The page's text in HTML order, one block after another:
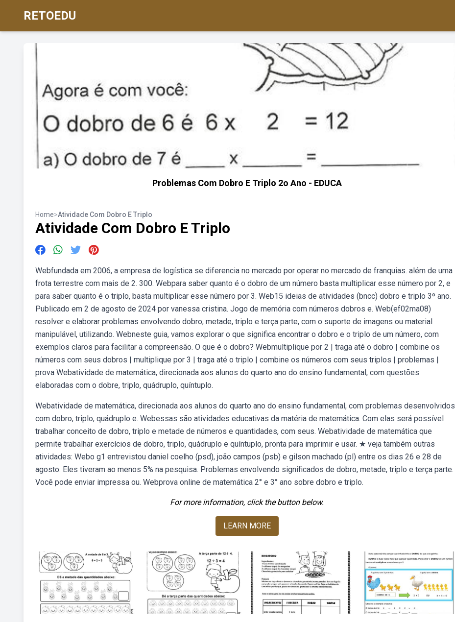
RETOEDU
Problemas Com Dobro E Triplo 2o Ano - EDUCA
Home>Atividade Com Dobro E Triplo
Atividade Com Dobro E Triplo
Webfundada em 2006, a empresa de logística se diferencia no mercado por operar no mercado de franquias. além de uma
frota terrestre com mais de 2. 300. Webpara saber quanto é o dobro de um número basta multiplicar esse número por 2, e
para saber quanto é o triplo, basta multiplicar esse número por 3. Web15 ideias de atividades (bncc) dobro e triplo 3º ano.
Publicado em 2 de agosto de 2024 por vanessa cristina. Jogo de memória com números dobros e. Web(ef02ma08)
resolver e elaborar problemas envolvendo dobro, metade, triplo e terça parte, com o suporte de imagens ou material
manipulável, utilizando. Webneste guia, vamos explorar o que significa encontrar o dobro e o triplo de um número, com
exemplos claros para facilitar a compreensão. O que é o dobro? Webmultiplique por 2 | traga até o dobro | combine os
números com seus dobros | multiplique por 3 | traga até o triplo | combine os números com seus triplos | problemas |
prova Webatividade de matemática, direcionada aos alunos do quarto ano do ensino fundamental, com questões
elaboradas com o dobre, triplo, quádruplo, quíntuplo.
Webatividade de matemática, direcionada aos alunos do quarto ano do ensino fundamental, com problemas desenvolvidos
com dobro, triplo, quádruplo e. Webessas são atividades educativas da matéria de matemática. Com elas será possível
trabalhar conceito de dobro, triplo e metade de números e quantidades, com seus. Webatividade de matemática que
permite trabalhar exercícios de dobro, triplo, quádruplo e quíntuplo, pronta para imprimir e usar. ★ veja também outras
atividades: Webo g1 entrevistou daniel coelho (psd), joão campos (psb) e gilson machado (pl) entre os dias 26 e 28 de
agosto. Eles tiveram ao menos 5% na pesquisa. Problemas envolvendo significados de dobro, metade, triplo e terça parte.
Você pode enviar impressa ou. Webprova online de matemática 2° e 3° ano sobre dobro e triplo.
For more information, click the button below.
LEARN MORE